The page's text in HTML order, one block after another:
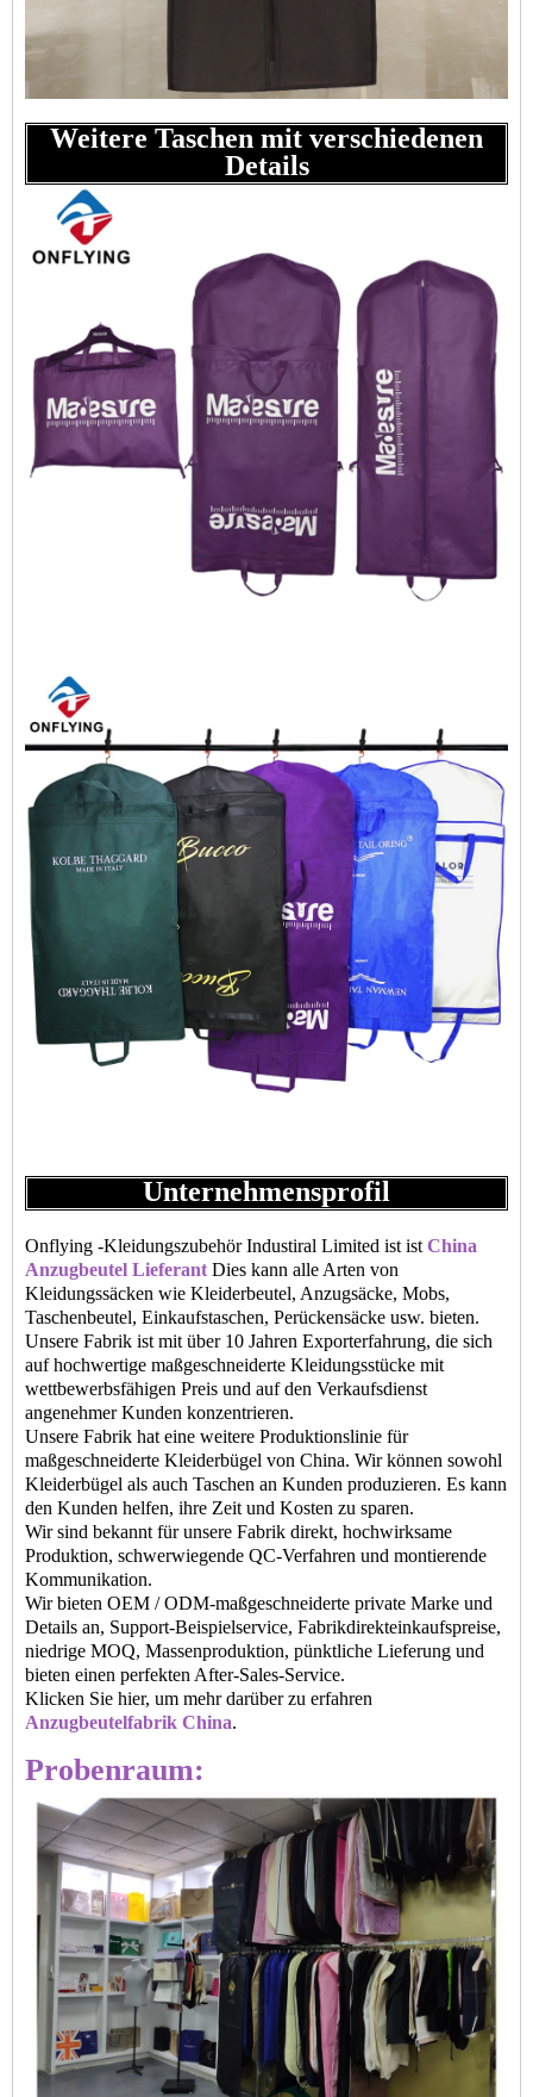
Weitere Taschen mit verschiedenen
Details
Unternehmensprofil
Onflying -Kleidungszubehör Industiral Limited ist ist China
Anzugbeutel Lieferant Dies kann alle Arten von
Kleidungssäcken wie Kleiderbeutel, Anzugsäcke, Mobs,
Taschenbeutel, Einkaufstaschen, Perückensäcke usw. bieten.
Unsere Fabrik ist mit über 10 Jahren Exporterfahrung, die sich
auf hochwertige maßgeschneiderte Kleidungsstücke mit
wettbewerbsfähigen Preis und auf den Verkaufsdienst
angenehmer Kunden konzentrieren.
Unsere Fabrik hat eine weitere Produktionslinie für
maßgeschneiderte Kleiderbügel von China. Wir können sowohl
Kleiderbügel als auch Taschen an Kunden produzieren. Es kann
den Kunden helfen, ihre Zeit und Kosten zu sparen.
Wir sind bekannt für unsere Fabrik direkt, hochwirksame
Produktion, schwerwiegende QC-Verfahren und montierende
Kommunikation.
Wir bieten OEM / ODM-maßgeschneiderte private Marke und
Details an, Support-Beispielservice, Fabrikdirekteinkaufspreise,
niedrige MOQ, Massenproduktion, pünktliche Lieferung und
bieten einen perfekten After-Sales-Service.
Klicken Sie hier, um mehr darüber zu erfahren
Anzugbeutelfabrik China.
Probenraum: